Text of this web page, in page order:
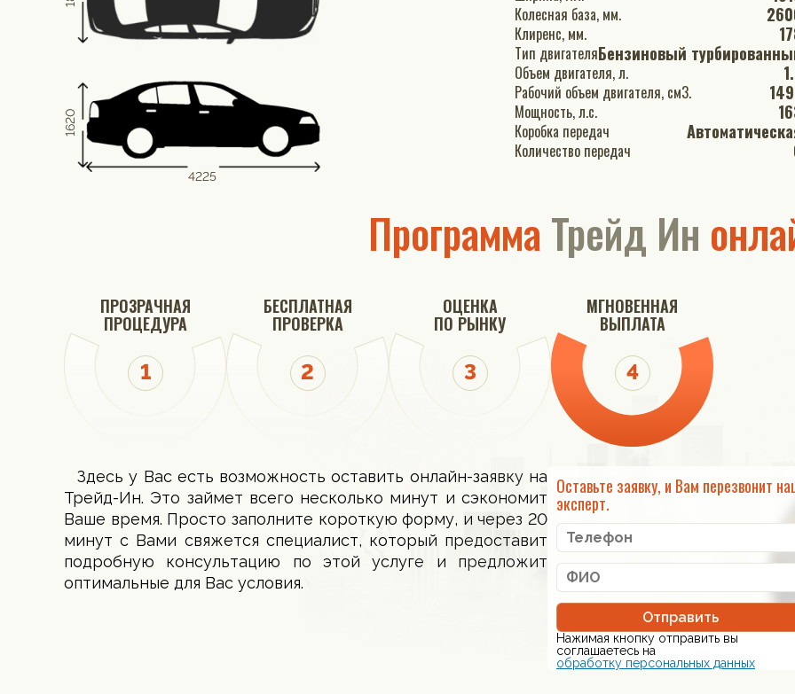
4225
1620
Колесная база, мм.
Клиренс, мм.
Тип двигателяБензиновый
Объем двигателя, л.
Рабочий объем двигателя, см3.
Мощность, л.с.
Коробка передач
Количество передач
ПрограммаТрейд Ин
ПРОЗРАЧНАЯ
ПРОЦЕДУРА
БЕСПЛАТНАЯ
ПРОВЕРКА
ОЦЕНКА
ПО РЫНКУ
МГНОВЕННАЯ
ВЫПЛАТА
Здесь у Вас есть возможность оставить онлайн-заявку на
Трейд-Ин. Это займет всего несколько минут и сэкономит
Ваше время. Просто заполните короткую форму, и через 20
минут с Вами свяжется специалист, который предоставит
подробную консультацию по этой услуге и предложит
оптимальные для Вас условия.
Оставьте заявку, и Вам перезвонит
эксперт.
Отправить
Нажимая кнопку отправить вы
соглашаетесь на
обработку персональных данных